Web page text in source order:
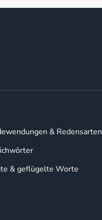
& Redensarten
& geflügelte Worte